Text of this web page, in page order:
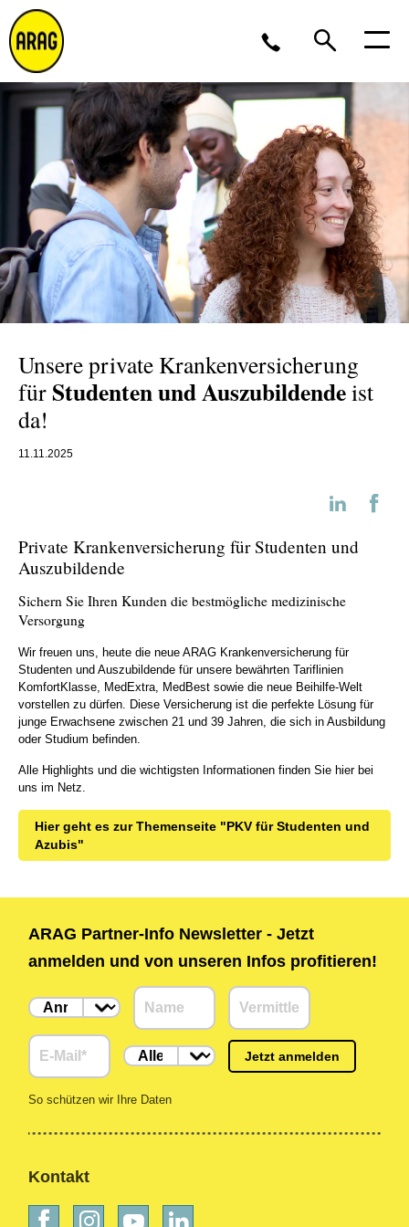
Montag - Donnerstag 09 - 17 Uhr<br />Freitag 9 - 16
Uhr
0211 963-4545
Partner werden?
Unsere private Krankenversicherung
fürStudenten und Auszubildendeist
da!
11.11.2025
Private Krankenversicherung für Studenten und
Auszubildende
Sichern Sie Ihren Kunden die bestmögliche medizinische
Versorgung
Wir freuen uns, heute die neue ARAG Krankenversicherung für
Studenten und Auszubildende für unsere bewährten Tariflinien
KomfortKlasse, MedExtra, MedBest sowie die neue Beihilfe-Welt
vorstellen zu dürfen. Diese Versicherung ist die perfekte Lösung für
junge Erwachsene zwischen 21 und 39 Jahren, die sich in Ausbildung
oder Studium befinden.
Alle Highlights und die wichtigsten Informationen finden Sie hier bei
uns im Netz.
Hier geht es zur Themenseite "PKV für Studenten und
Azubis"
ARAG Partner-Info Newsletter - Jetzt
anmelden und von unseren Infos profitieren!
Jetzt anmelden
So schützen wir Ihre Daten
Kontakt